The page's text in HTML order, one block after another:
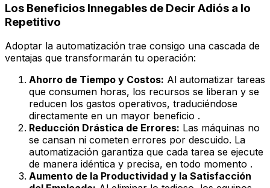
Los Beneficios Innegables de Decir Adiós a lo
Repetitivo
Adoptar la automatización trae consigo una cascada de
ventajas que transformarán tu operación:
Ahorro de Tiempo y Costos: Al automatizar tareas
que consumen horas, los recursos se liberan y se
reducen los gastos operativos, traduciéndose
directamente en un mayor beneficio .
Reducción Drástica de Errores: Las máquinas no
se cansan ni cometen errores por descuido. La
automatización garantiza que cada tarea se ejecute
de manera idéntica y precisa, en todo momento .
Aumento de la Productividad y la Satisfacción